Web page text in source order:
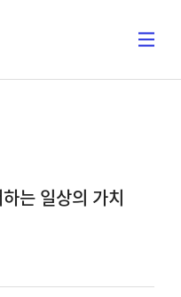
는 일상의 가치